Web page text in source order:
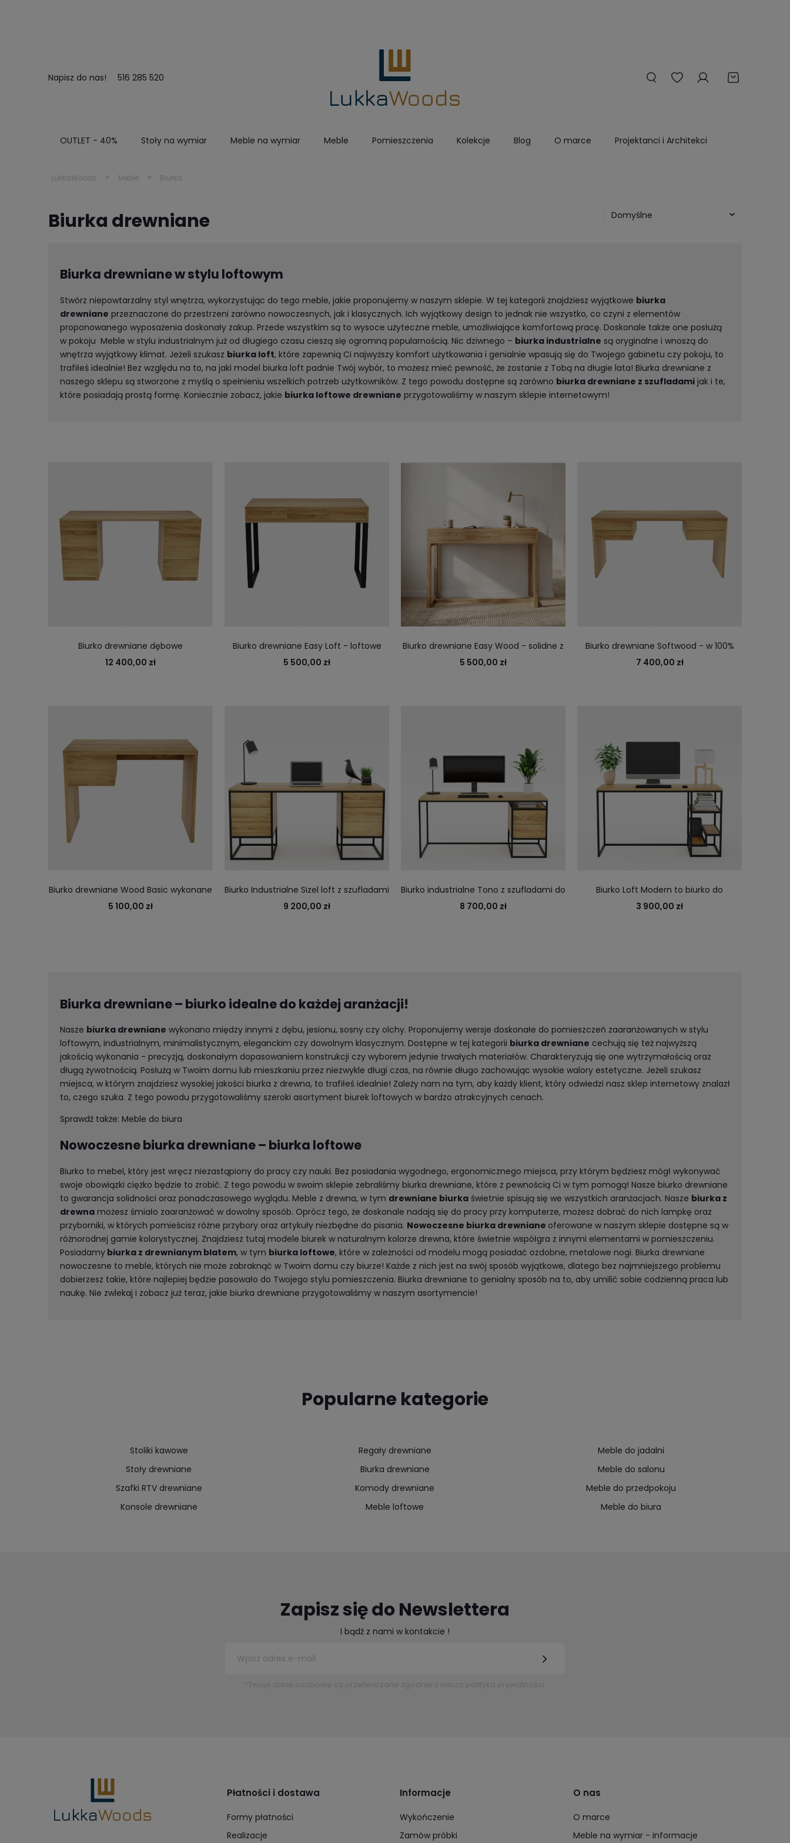
Napisz do nas! 516 285 520
OUTLET - 40% Stoły na wymiar Meble na wymiar Meble Pomieszczenia Kolekcje Blog O marce Projektanci i Architekci
Kontakt Zamów próbki
LukkaWoods » Meble » Biurka
Biurka drewniane
Biurka drewniane w stylu loftowym
Stwórz niepowtarzalny styl wnętrza, wykorzystując do tego meble, jakie proponujemy w naszym sklepie. W tej kategorii znajdziesz wyjątkowe biurka
drewniane przeznaczone do przestrzeni zarówno nowoczesnych, jak i klasycznych. Ich wyjątkowy design to jednak nie wszystko, co czyni z elementów
proponowanego wyposażenia doskonały zakup. Przede wszystkim są to wysoce użyteczne meble, umożliwiające komfortową pracę. Doskonale także one posłużą
w pokoju Meble w stylu industrialnym już od długiego czasu cieszą się ogromną popularnością. Nic dziwnego – biurka industrialne są oryginalne i wnoszą do
wnętrza wyjątkowy klimat. Jeżeli szukasz biurka loft, które zapewnią Ci najwyższy komfort użytkowania i genialnie wpasują się do Twojego gabinetu czy pokoju, to
trafiłeś idealnie! Bez względu na to, na jaki model biurka loft padnie Twój wybór, to możesz mieć pewność, że zostanie z Tobą na długie lata! Biurka drewniane z
naszego sklepu są stworzone z myślą o spełnieniu wszelkich potrzeb użytkowników. Z tego powodu dostępne są zarówno biurka drewniane z szufladami jak i te,
które posiadają prostą formę. Koniecznie zobacz, jakie biurka loftowe drewniane przygotowaliśmy w naszym sklepie internetowym!
Biurko drewniane dębowe
Comfortwood z szufladami, wykonane z
12 400,00 zł
Biurko drewniane Easy Loft - loftowe
biurko do wygodnej pracy z wygodnymi
5 500,00 zł
Biurko drewniane Easy Wood - solidne z
szufladami do domu i biura
5 500,00 zł
Biurko drewniane Softwood - w 100%
drewniane z szufladami, przestronne,
7 400,00 zł
Biurko drewniane Wood Basic wykonane
z prawdziwego drewna to jakość na lata
5 100,00 zł
Biurko Industrialne Sizel loft z szufladami
— nowy wymiar luksusu w industrialnym
9 200,00 zł
Biurko industrialne Tono z szufladami do
biura i domu
8 700,00 zł
Biurko Loft Modern to biurko do
nowoczesnego biura, pracowni,
3 900,00 zł
Biurka drewniane – biurko idealne do każdej aranżacji!
Nasze biurka drewniane wykonano między innymi z dębu, jesionu, sosny czy olchy. Proponujemy wersje doskonałe do pomieszczeń zaaranżowanych w stylu
loftowym, industrialnym, minimalistycznym, eleganckim czy dowolnym klasycznym. Dostępne w tej kategorii biurka drewniane cechują się też najwyższą
jakością wykonania - precyzją, doskonałym dopasowaniem konstrukcji czy wyborem jedynie trwałych materiałów. Charakteryzują się one wytrzymałością oraz
długą żywotnością. Posłużą w Twoim domu lub mieszkaniu przez niezwykle długi czas, na równie długo zachowując wysokie walory estetyczne. Jeżeli szukasz
miejsca, w którym znajdziesz wysokiej jakości biurka z drewna, to trafiłeś idealnie! Zależy nam na tym, aby każdy klient, który odwiedzi nasz sklep internetowy znalazł
to, czego szuka. Z tego powodu przygotowaliśmy szeroki asortyment biurek loftowych w bardzo atrakcyjnych cenach.
Sprawdź także: Meble do biura
Nowoczesne biurka drewniane – biurka loftowe
Biurko to mebel, który jest wręcz niezastąpiony do pracy czy nauki. Bez posiadania wygodnego, ergonomicznego miejsca, przy którym będziesz mógł wykonywać
swoje obowiązki ciężko będzie to zrobić. Z tego powodu w swoim sklepie zebraliśmy biurka drewniane, które z pewnością Ci w tym pomogą! Nasze biurko drewniane
to gwarancja solidności oraz ponadczasowego wyglądu. Meble z drewna, w tym drewniane biurka świetnie spisują się we wszystkich aranżacjach. Nasze biurka z
drewna możesz śmiało zaaranżować w dowolny sposób. Oprócz tego, że doskonale nadają się do pracy przy komputerze, możesz dobrać do nich lampkę oraz
przyborniki, w których pomieścisz różne przybory oraz artykuły niezbędne do pisania. Nowoczesne biurka drewniane oferowane w naszym sklepie dostępne są w
różnorodnej gamie kolorystycznej. Znajdziesz tutaj modele biurek w naturalnym kolorze drewna, które świetnie współgra z innymi elementami w pomieszczeniu.
Posiadamy biurka z drewnianym blatem, w tym biurka loftowe, które w zależności od modelu mogą posiadać ozdobne, metalowe nogi. Biurka drewniane
nowoczesne to meble, których nie może zabraknąć w Twoim domu czy biurze! Każde z nich jest na swój sposób wyjątkowe, dlatego bez najmniejszego problemu
dobierzesz takie, które najlepiej będzie pasowało do Twojego stylu pomieszczenia. Biurka drewniane to genialny sposób na to, aby umilić sobie codzienną praca lub
naukę. Nie zwlekaj i zobacz już teraz, jakie biurka drewniane przygotowaliśmy w naszym asortymencie!
Popularne kategorie
Stoliki kawowe
Stoły drewniane
Szafki RTV drewniane
Konsole drewniane
Regały drewniane
Biurka drewniane
Komody drewniane
Meble loftowe
Meble do jadalni
Meble do salonu
Meble do przedpokoju
Meble do biura
Zapisz się do Newslettera
I bądź z nami w kontakcie !
Płatności i dostawa
Formy płatności
Realizacje
Informacje
Wykończenie
Zamów próbki
O nas
O marce
Meble na wymiar - informacje